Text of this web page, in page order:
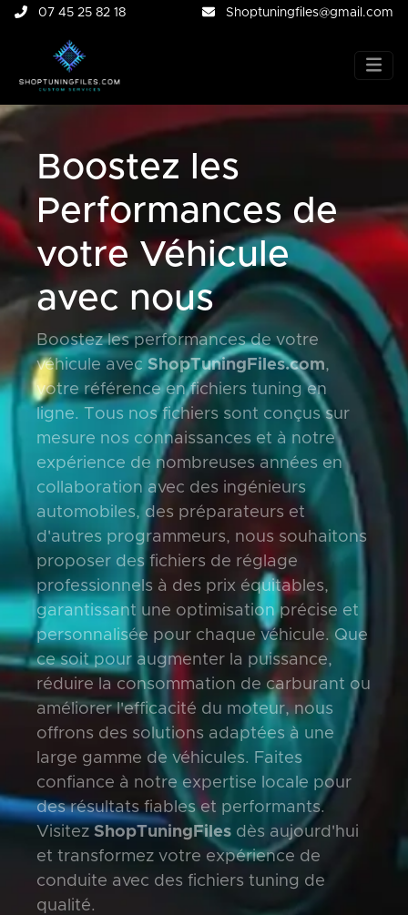
07 45 25 82 18 Shoptuningfiles@gmail.com
Boostez les
Performances de
votre Véhicule
avec nous
Boostez les performances de votre
véhicule avec ShopTuningFiles.com,
votre référence en fichiers tuning en
ligne. Tous nos fichiers sont conçus sur
mesure nos connaissances et à notre
expérience de nombreuses années en
collaboration avec des ingénieurs
automobiles, des préparateurs et
d'autres programmeurs, nous souhaitons
proposer des fichiers de réglage
professionnels à des prix équitables,
garantissant une optimisation précise et
personnalisée pour chaque véhicule. Que
ce soit pour augmenter la puissance,
réduire la consommation de carburant ou
améliorer l'efficacité du moteur, nous
offrons des solutions adaptées à une
large gamme de véhicules. Faites
confiance à notre expertise locale pour
des résultats fiables et performants.
VisitezShopTuningFiles dès aujourd'hui
et transformez votre expérience de
conduite avec des fichiers tuning de
qualité.